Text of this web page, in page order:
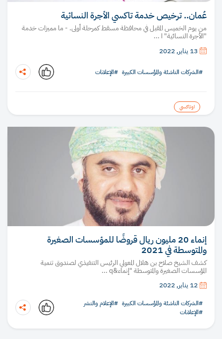
عُمان.. ترخيص خدمة تاكسي الأجرة النسائية
من يوم الخميس المقبل في محافظة مسقط كمرحلة أولى. - ما مميزات خدمة
"الأجرة النسائية" ا ...
13 يناير, 2022
#الشركات الناشئة والمؤسسات الكبيرة #الإعلانات
اوتاكسي
إنماء 20 مليون ريال قروضًا للمؤسسات الصغيرة
والمتوسطة في 2021
كشف الشيخ صلاح بن هلال المعولي الرئيس التنفيذي لصندوق تنمية
المؤسسات الصغيرة والمتوسطة "إنماء&q ...
12 يناير, 2022
#الشركات الناشئة والمؤسسات الكبيرة #الإعلام والنشر
#الإعلانات